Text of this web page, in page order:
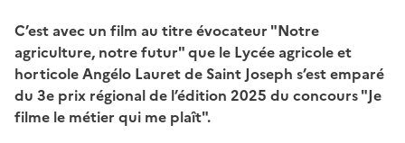
C’est avec un film au titre évocateur "Notre
agriculture, notre futur" que le Lycée agricole et
horticole Angélo Lauret de Saint Joseph s’est emparé
du 3e prix régional de l’édition 2025 du concours "Je
filme le métier qui me plaît".